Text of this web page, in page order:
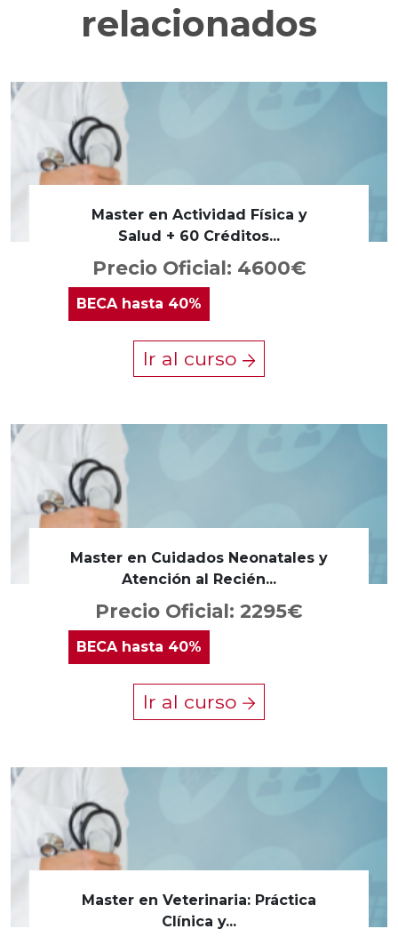
relacionados
Master en Actividad Física y
Salud + 60 Créditos...
Precio Oficial: 4600€
BECAhasta 40%
Ir al curso
Master en Cuidados Neonatales y
Atención al Recién...
Precio Oficial: 2295€
BECA hasta 40%
Ir al curso
Master en Veterinaria: Práctica
Clínica y...